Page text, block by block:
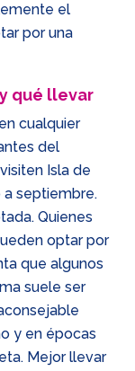
el
por una
qué llevar
cualquier
del
Isla de
a septiembre.
Quienes
optar por
que algunos
suele ser
y en épocas
Mejor llevar